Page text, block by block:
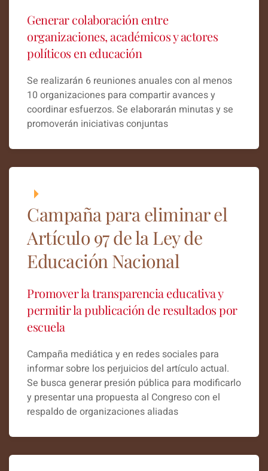
Generar colaboración entre
organizaciones, académicos y actores
políticos en educación
Se realizarán 6 reuniones anuales con al menos
10 organizaciones para compartir avances y
coordinar esfuerzos. Se elaborarán minutas y se
promoverán iniciativas conjuntas
Campaña para eliminar el
Artículo 97 de la Ley de
Educación Nacional
Promover la transparencia educativa y
permitir la publicación de resultados por
escuela
Campaña mediática y en redes sociales para
informar sobre los perjuicios del artículo actual.
Se busca generar presión pública para modificarlo
y presentar una propuesta al Congreso con el
respaldo de organizaciones aliadas